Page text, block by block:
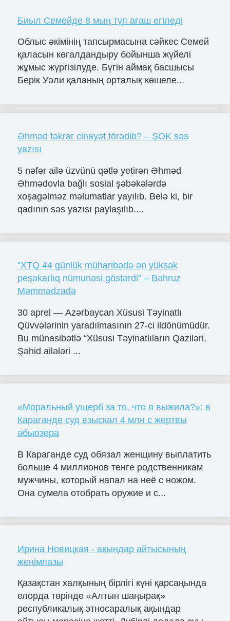
Биыл Семейде 8 мың түп ағаш егіледі
Облыс әкімінің тапсырмасына сәйкес Семей
қаласын көгалдандыру бойынша жүйелі
жұмыс жүргізілуде. Бүгін аймақ басшысы
Берік Уәли қаланың орталық көшеле...
Əhməd təkrar cinayət törədib? – ŞOK səs
yazısı
5 nəfər ailə üzvünü qətlə yetirən Əhməd
Əhmədovla bağlı sosial şəbəkələrdə
xoşagəlməz məlumatlar yayılıb. Belə ki, bir
qadının səs yazısı paylaşılıb....
“XTQ 44 günlük müharibədə ən yüksək
peşəkarlıq nümunəsi göstərdi” – Bəhruz
Məmmədzadə
30 aprel — Azərbaycan Xüsusi Təyinatlı
Qüvvələrinin yaradılmasının 27-ci ildönümüdür.
Bu münasibətlə “Xüsusi Təyinatlıların Qaziləri,
Şəhid ailələri ...
«Моральный ущерб за то, что я выжила?»: в
Караганде суд взыскал 4 млн с жертвы
абьюзера
В Караганде суд обязал женщину выплатить
больше 4 миллионов тенге родственникам
мужчины, который напал на неё с ножом.
Она сумела отобрать оружие и с...
Ирина Новицкая - ақындар айтысының
жеңімпазы
Қазақстан халқының бірлігі күні қарсаңында
елорда төрінде «Алтын шаңырақ»
республикалық этносаралық ақындар